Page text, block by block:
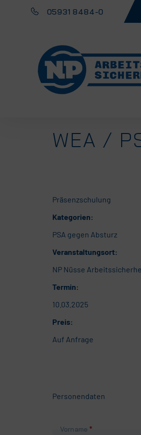
05931 8484-0
WEA /
Präsenzschulung
Kategorien:
PSA gegen Absturz
Veranstaltungsort:
NP Nüsse
Termin:
10.03.2025
Preis:
Auf Anfrage
Personendaten
Pflichtfeld
Vorname *